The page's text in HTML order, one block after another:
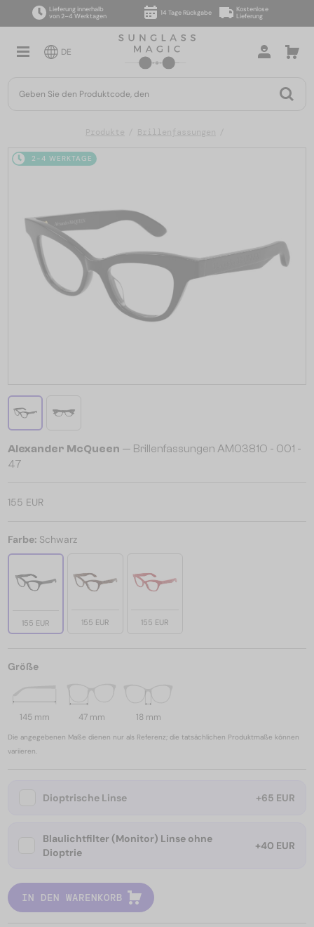
Lieferung innerhalb
von 2–4 Werktagen
14 Tage Rückgabe
Kostenlose
Lieferung
DE
Produkte Brillenfassungen
2-4 WERKTAGE
Alexander McQueen — Brillenfassungen AM0381O - 001 -
47
155 EUR
Farbe: Schwarz
155 EUR 155 EUR 155 EUR
Größe
145 mm 47 mm 18 mm
Die angegebenen Maße dienen nur als Referenz; die tatsächlichen Produktmaße können
variieren.
Dioptrische Linse +65 EUR
Blaulichtfilter (Monitor) Linse ohne
Dioptrie
+40 EUR
IN DEN WARENKORB